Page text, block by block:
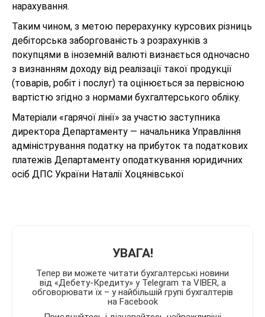
нарахування.
Таким чином, з метою перерахунку курсових різниць
дебіторська заборгованість з розрахунків з
покупцями в іноземній валюті визнається одночасно
з визнанням доходу від реалізації такої продукції
(товарів, робіт і послуг) та оцінюється за первісною
вартістю згідно з нормами бухгалтерського обліку.
Матеріали «гарячої лінії» за участю заступника
директора Департаменту — начальника Управління
адміністрування податку на прибуток та податкових
платежів Департаменту оподаткування юридичних
осіб ДПС України Наталії Хоцянівської
УВАГА!
Тепер ви можете читати бухгалтерські новини
від «Дебету-Кредиту» у Telegram та VIBER, а
обговорювати їх – у найбільшій групі бухгалтерів
на Facebook